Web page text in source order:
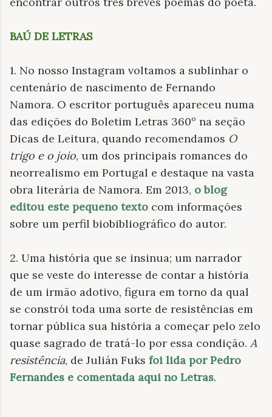
BAÚ DE LETRAS
1. No nosso Instagram voltamos a sublinhar o
centenário de nascimento de Fernando
Namora. O escritor português apareceu numa
das edições do Boletim Letras 360º na seção
Dicas de Leitura, quando recomendamos O
trigo e o joio, um dos principais romances do
neorrealismo em Portugal e destaque na vasta
obra literária de Namora. Em 2013, o blog
editou este pequeno texto com informações
sobre um perfil biobibliográfico do autor.
2. Uma história que se insinua; um narrador
que se veste do interesse de contar a história
de um irmão adotivo, figura em torno da qual
se constrói toda uma sorte de resistências em
tornar pública sua história a começar pelo zelo
quase sagrado de tratá-lo por essa condição. A
resistência, de Julián Fuks foi lida por Pedro
Fernandes e comentada aqui no Letras.